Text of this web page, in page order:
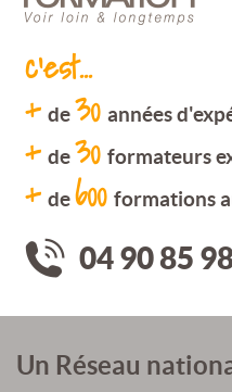
c'est...
+ de30 années
+ de30 formateurs
+ de600 formations
04 90 85
Un Réseau